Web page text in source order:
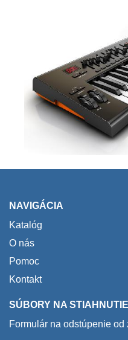
NAVIGÁCIA
Katalóg
O nás
Pomoc
Kontakt
SÚBORY NA STIAHNUTIE
Formulár na odstúpenie od